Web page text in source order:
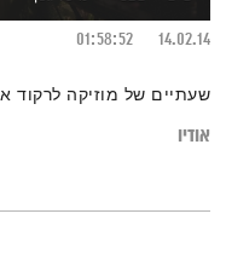
14.02.14
01:58:52
שעתיים של מוזיקה לרקוד
אודיו